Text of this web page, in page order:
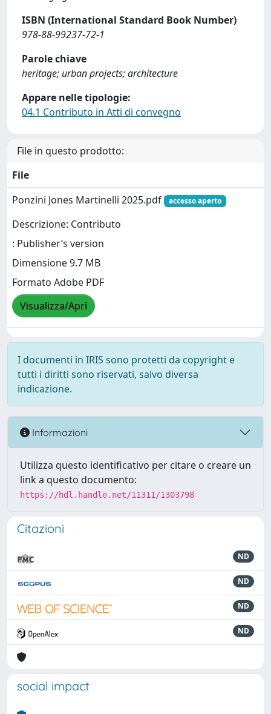
ISBN (International Standard Book Number)
978-88-99237-72-1
Parole chiave
heritage; urban projects; architecture
Appare nelle tipologie:
04.1 Contributo in Atti di convegno
File in questo prodotto:
File
Ponzini Jones Martinelli 2025.pdf
accesso aperto
Descrizione: Contributo
: Publisher’s version
Dimensione 9.7 MB
Formato Adobe PDF
Visualizza/Apri
I documenti in IRIS sono protetti da copyright e
tutti i diritti sono riservati, salvo diversa
indicazione.
Informazioni
Utilizza questo identificativo per citare o creare un
link a questo documento:
https://hdl.handle.net/11311/1303798
Citazioni
ND
ND
ND
ND
social impact